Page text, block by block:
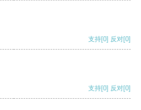
支持[0] 反对[0]
支持[0] 反对[0]